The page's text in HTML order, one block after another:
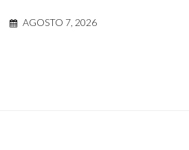
AGOSTO 7, 2026